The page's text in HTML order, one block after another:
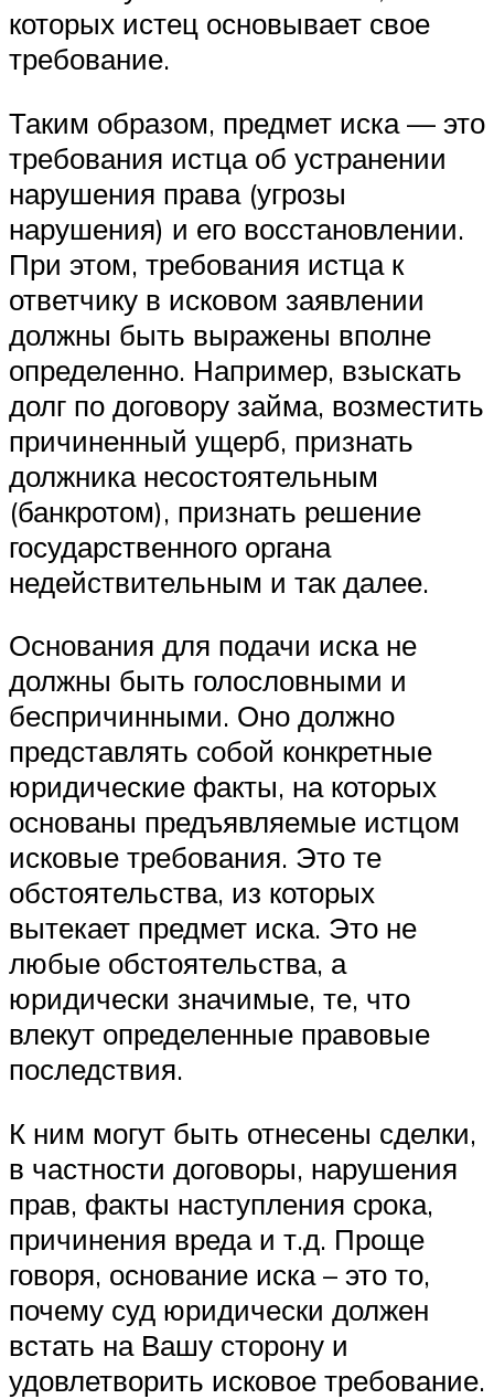
которых истец основывает свое
требование.
Таким образом, предмет иска — это
требования истца об устранении
нарушения права (угрозы
нарушения) и его восстановлении.
При этом, требования истца к
ответчику в исковом заявлении
должны быть выражены вполне
определенно. Например, взыскать
долг по договору займа, возместить
причиненный ущерб, признать
должника несостоятельным
(банкротом), признать решение
государственного органа
недействительным и так далее.
Основания для подачи иска не
должны быть голословными и
беспричинными. Оно должно
представлять собой конкретные
юридические факты, на которых
основаны предъявляемые истцом
исковые требования. Это те
обстоятельства, из которых
вытекает предмет иска. Это не
любые обстоятельства, а
юридически значимые, те, что
влекут определенные правовые
последствия.
К ним могут быть отнесены сделки,
в частности договоры, нарушения
прав, факты наступления срока,
причинения вреда и т.д. Проще
говоря, основание иска – это то,
почему суд юридически должен
встать на Вашу сторону и
удовлетворить исковое требование.